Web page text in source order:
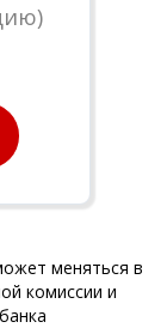
меняться в
комиссии и